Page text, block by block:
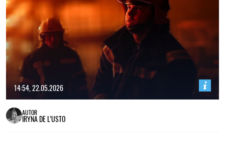
14:54, 22.05.2026
AUTOR
IRYNA DE L’USTO